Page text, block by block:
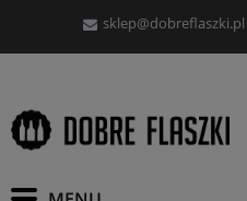
sklep@dobreflaszki.pl